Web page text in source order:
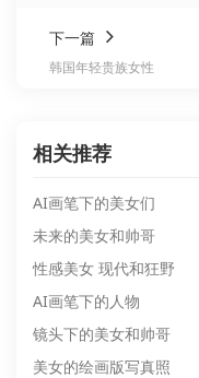
下一篇
韩国年轻贵族女性
相关推荐
AI画笔下的美女们
未来的美女和帅哥
性感美女 现代和狂野
AI画笔下的人物
镜头下的美女和帅哥
美女的绘画版写真照